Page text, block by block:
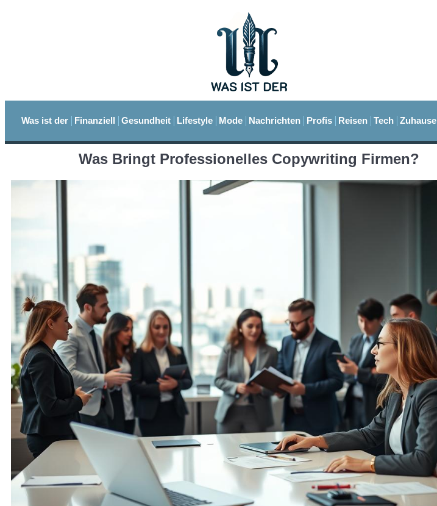
Was ist der Finanziell Gesundheit Lifestyle Mode Nachrichten Profis Reisen Tech Zuhause
Was Bringt Professionelles Copywriting Firmen?